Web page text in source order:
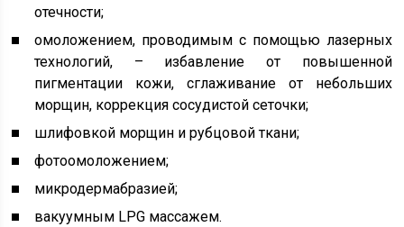
отечности;
омоложением, проводимым с помощью лазерных
технологий, – избавление от повышенной
пигментации кожи, сглаживание от небольших
морщин, коррекция сосудистой сеточки;
шлифовкой морщин и рубцовой ткани;
фотоомоложением;
микродермабразией;
вакуумным LPG массажем.